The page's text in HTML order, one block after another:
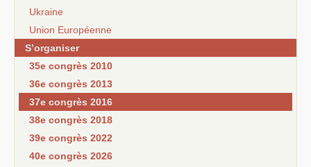
Ukraine
Union Européenne
S’organiser
35e congrès 2010
36e congrès 2013
37e congrès 2016
38e congrès 2018
39e congrès 2022
40e congrès 2026